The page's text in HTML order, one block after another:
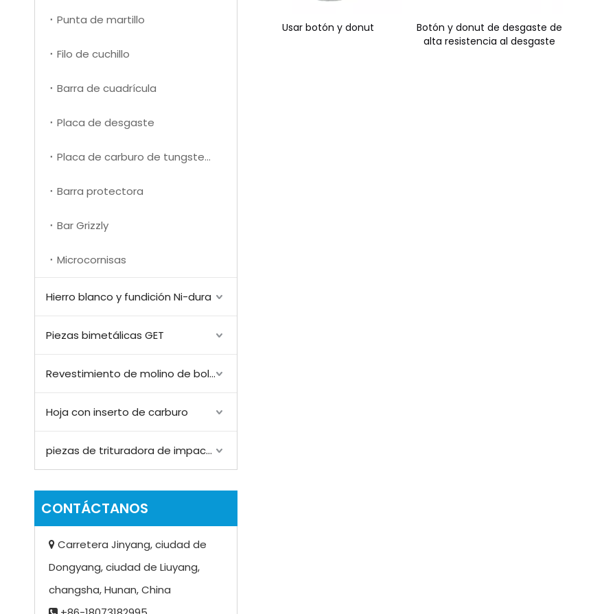
Punta de martillo
Filo de cuchillo
Barra de cuadrícula
Placa de desgaste
Placa de carburo de tungsteno
Barra protectora
Bar Grizzly
Microcornisas
Hierro blanco y fundición Ni-dura
Piezas bimetálicas GET
Revestimiento de molino de bolas
Hoja con inserto de carburo
piezas de trituradora de impacto
CONTÁCTANOS
 Carretera Jinyang, ciudad de
Dongyang, ciudad de Liuyang,
changsha, Hunan, China
Usar botón y donut
Botón y donut de desgaste de
alta resistencia al desgaste